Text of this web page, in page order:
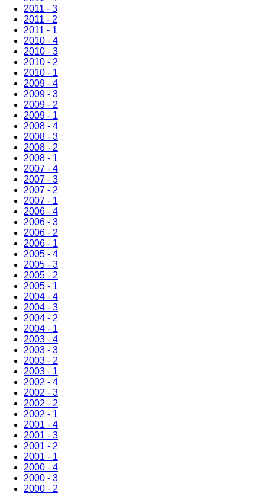
2011 - 3
2011 - 2
2011 - 1
2010 - 4
2010 - 3
2010 - 2
2010 - 1
2009 - 4
2009 - 3
2009 - 2
2009 - 1
2008 - 4
2008 - 3
2008 - 2
2008 - 1
2007 - 4
2007 - 3
2007 - 2
2007 - 1
2006 - 4
2006 - 3
2006 - 2
2006 - 1
2005 - 4
2005 - 3
2005 - 2
2005 - 1
2004 - 4
2004 - 3
2004 - 2
2004 - 1
2003 - 4
2003 - 3
2003 - 2
2003 - 1
2002 - 4
2002 - 3
2002 - 2
2002 - 1
2001 - 4
2001 - 3
2001 - 2
2001 - 1
2000 - 4
2000 - 3
2000 - 2